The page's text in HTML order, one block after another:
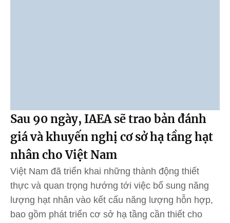
Sau 90 ngày, IAEA sẽ trao bản đánh
giá và khuyến nghị cơ sở hạ tầng hạt
nhân cho Việt Nam
Việt Nam đã triển khai những thành động thiết
thực và quan trọng hướng tới việc bổ sung năng
lượng hạt nhân vào kết cấu năng lượng hỗn hợp,
bao gồm phát triển cơ sở hạ tầng cần thiết cho